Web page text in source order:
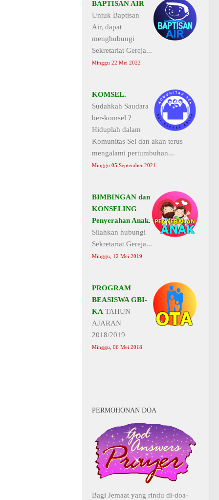
BAPTISAN AIR
Untuk Baptisan
Air, dapat
menghubungi
Sekretariat Gereja...
Minggu 22 Mei 2022
KOMSEL.
Sudahkah Saudara
ber-komsel ?
Hiduplah dalam
Komunitas Sel dan akan terus
mengalami pertumbuhan...
Minggu 05 September 2021
BIMBINGAN dan
KONSELING
Penyerahan Anak.
Silahkan hubungi
Sekretariat Gereja...
Minggu, 12 Mei 2019
PROGRAM
BEASISWA GBI-
KA TAHUN
AJARAN
2018/2019
Minggu, 06 Mei 2018
PERMOHONAN DOA
Bagi Jemaat yang rindu di-doa-